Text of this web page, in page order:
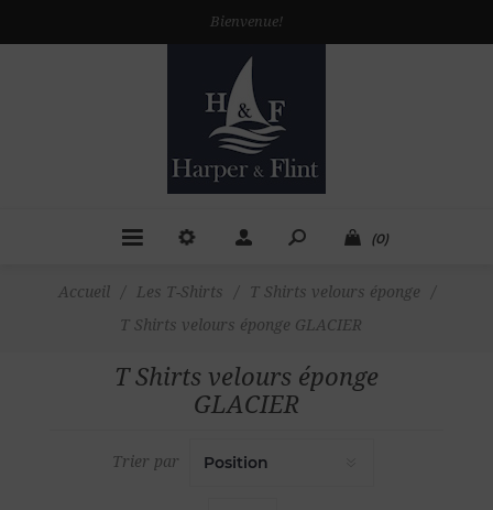
Bienvenue!
(0)
Accueil / Les T-Shirts / T Shirts velours éponge
/
T Shirts velours éponge GLACIER
T Shirts velours éponge
GLACIER
Trier par